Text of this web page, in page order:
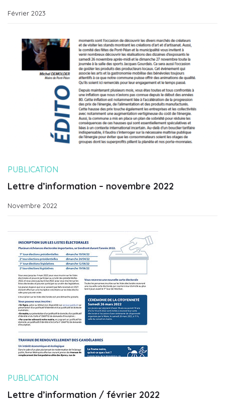
Février 2023
PUBLICATION
Lettre d’information – novembre 2022
Novembre 2022
PUBLICATION
Lettre d’information / février 2022